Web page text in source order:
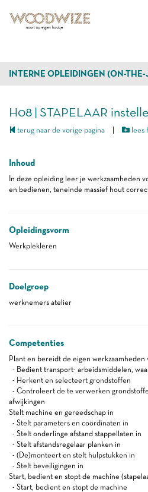
INTERNE OPLEIDINGEN (ON-
H08 | STAPELAAR
terug naar de vorige pagina lees
Inhoud
In deze opleiding leer je werkzaamheden
en bedienen, teneinde massief hout
Opleidingsvorm
Werkplekleren
Doelgroep
werknemers atelier
Competenties
Plant en bereidt de eigen werkzaamheden
- Bedient transport- arbeidsmiddelen,
- Herkent en selecteert grondstoffen
- Controleert de te verwerken
afwijkingen
Stelt machine en gereedschap in
- Stelt parameters en coördinaten in
- Stelt onderlinge afstand stappellaten in
- Stelt afstandsregelaar planken in
- (De)monteert en stelt hulpstukken in
- Stelt beveiligingen in
Start, bedient en stopt de machine
- Start, bedient en stopt de machine